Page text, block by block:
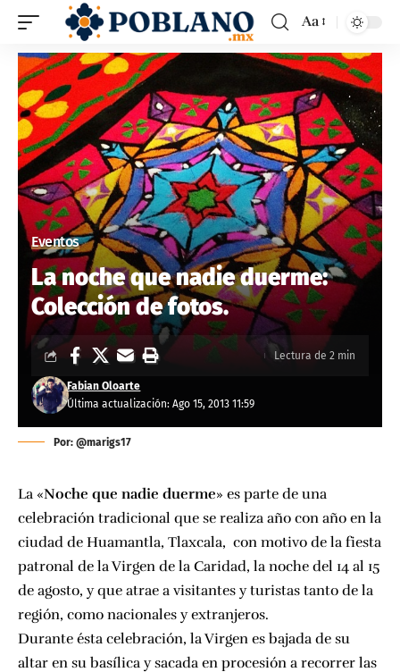
Aa
Eventos
La noche que nadie duerme:
Colección de fotos.
Última actualización: Ago 15, 2013 11:59
Fabian Oloarte
Lectura de 2 min
Por: @marigs17
La «Noche que nadie duerme» es parte de una
celebración tradicional que se realiza año con año en la
ciudad de Huamantla, Tlaxcala, con motivo de la fiesta
patronal de la Virgen de la Caridad, la noche del 14 al 15
de agosto, y que atrae a visitantes y turistas tanto de la
región, como nacionales y extranjeros.
Durante ésta celebración, la Virgen es bajada de su
altar en su basílica y sacada en procesión a recorrer las